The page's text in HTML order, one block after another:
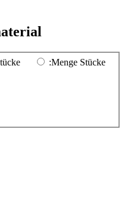
:Menge Stücke